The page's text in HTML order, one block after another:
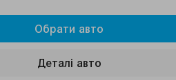
Обрати авто
Деталi авто